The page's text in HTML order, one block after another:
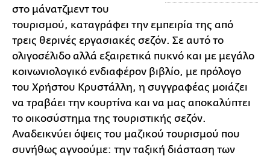
στο μάνατζμεντ του
τουρισμού, καταγράφει την εμπειρία της από
τρεις θερινές εργασιακές σεζόν. Σε αυτό το
ολιγοσέλιδο αλλά εξαιρετικά πυκνό και με μεγάλο
κοινωνιολογικό ενδιαφέρον βιβλίο, με πρόλογο
του Χρήστου Κρυστάλλη, η συγγραφέας μοιάζει
να τραβάει την κουρτίνα και να μας αποκαλύπτει
το οικοσύστημα της τουριστικής σεζόν.
Αναδεικνύει όψεις του μαζικού τουρισμού που
συνήθως αγνοούμε: την ταξική διάσταση των